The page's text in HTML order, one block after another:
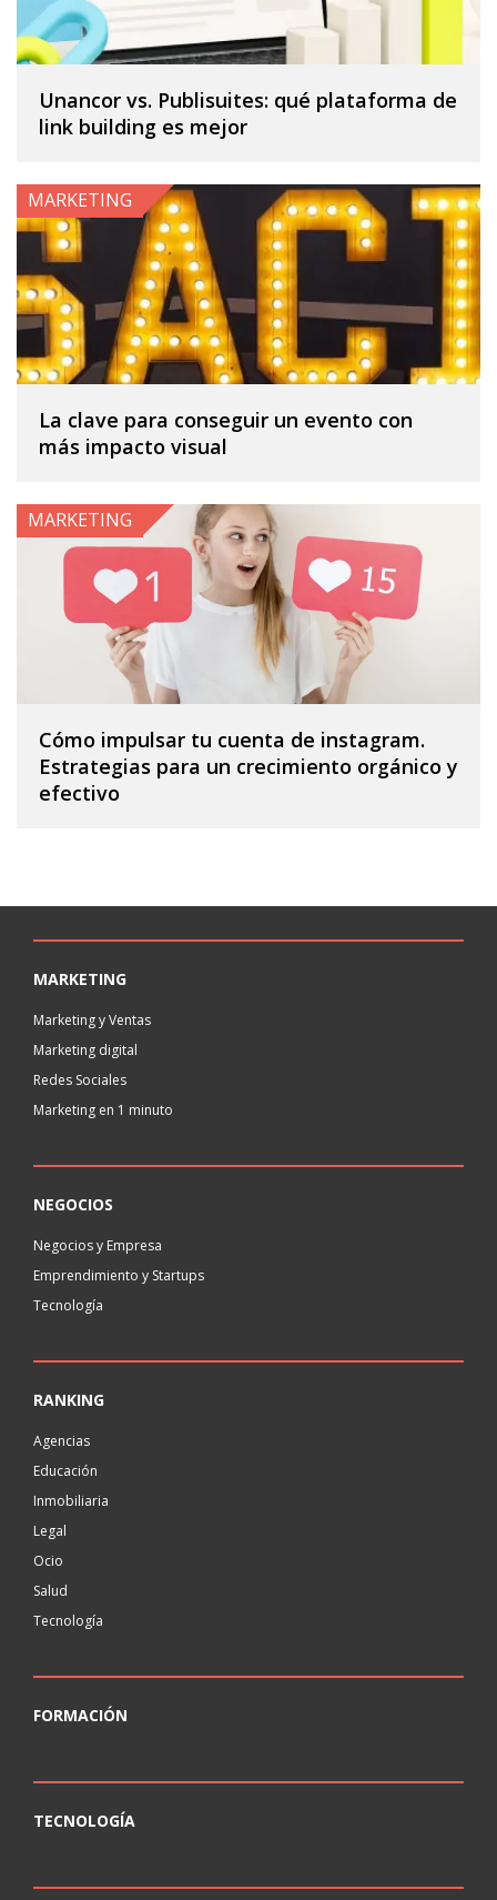
Unancor vs. Publisuites: qué plataforma de
link building es mejor
La clave para conseguir un evento con
más impacto visual
MARKETING
Cómo impulsar tu cuenta de instagram.
Estrategias para un crecimiento orgánico y
efectivo
MARKETING
MARKETING
Marketing y Ventas
Marketing digital
Redes Sociales
Marketing en 1 minuto
NEGOCIOS
Negocios y Empresa
Emprendimiento y Startups
Tecnología
RANKING
Agencias
Educación
Inmobiliaria
Legal
Ocio
Salud
Tecnología
FORMACIÓN
TECNOLOGÍA